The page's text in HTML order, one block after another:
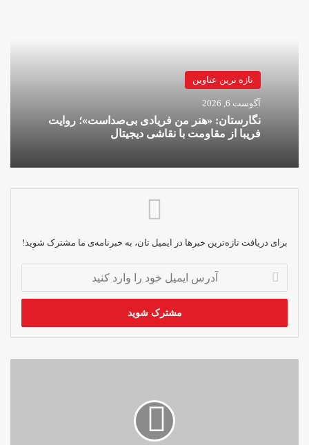
تازه ترین عناوین
آگوست 6, 2026
نگارستان: «هنر من فریادی بی‌صداست»؛ روایت
فریبا از مقاومت با نقاشی دیجیتال
برای دریافت تازه‌ترین خبرها در ایمیل تان، به خبرنامه‌ی ما مشترک شوید!
ایمیل
خود
وارد